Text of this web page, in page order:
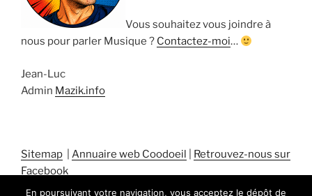
Vous souhaitez vous joindre à
nous pour parler Musique ? Contactez-moi…
Jean-Luc
Admin Mazik.info
Sitemap Annuaire web Coodoeil
Retrouvez-nous sur
Facebook
En poursuivant votre navigation, vous acceptez le dépôt de